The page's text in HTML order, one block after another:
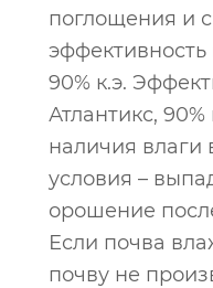
поглощения и
эффективность
90% к.э.
Атлантикс,
наличия влаги
условия –
орошение
Если почва
почву не